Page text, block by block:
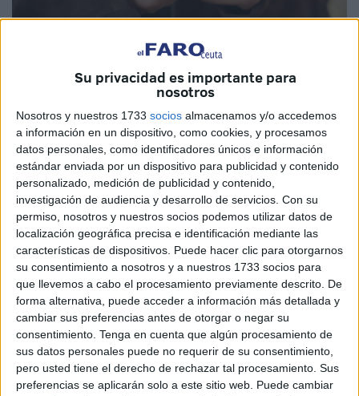
Su privacidad es importante para
nosotros
Nosotros y nuestros 1733 socios almacenamos y/o accedemos
a información en un dispositivo, como cookies, y procesamos
datos personales, como identificadores únicos e información
estándar enviada por un dispositivo para publicidad y contenido
personalizado, medición de publicidad y contenido,
investigación de audiencia y desarrollo de servicios. Con su
permiso, nosotros y nuestros socios podemos utilizar datos de
localización geográfica precisa e identificación mediante las
características de dispositivos. Puede hacer clic para otorgarnos
su consentimiento a nosotros y a nuestros 1733 socios para
que llevemos a cabo el procesamiento previamente descrito. De
forma alternativa, puede acceder a información más detallada y
cambiar sus preferencias antes de otorgar o negar su
consentimiento. Tenga en cuenta que algún procesamiento de
sus datos personales puede no requerir de su consentimiento,
pero usted tiene el derecho de rechazar tal procesamiento. Sus
preferencias se aplicarán solo a este sitio web. Puede cambiar
Los pagos online ponen, en numerosas ocasiones, en
peligro nuestros ahorros. Muchos vecinos de Ceuta no se
fían. La fiabilidad de los comercios online cada vez es más
complicada de detectar y provoca que cerca del 95 por
ciento de los usuarios a nivel nacional está preocupado
por la seguridad de sus datos a la hora de efectuarpagos
porInternet.
El aumento de las amenazas online es una preocupación
constante, a la que los españoles están cada vez más
atentos, especialmente cuando afecta a sus ahorros.
Según el CIS, casi la mitad afirma haber experimentado